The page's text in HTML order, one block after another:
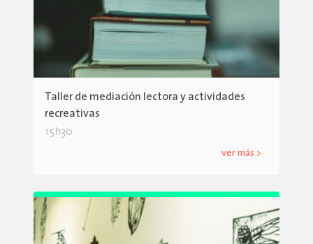
Taller de mediación lectora y actividades
recreativas
15h30
ver más >